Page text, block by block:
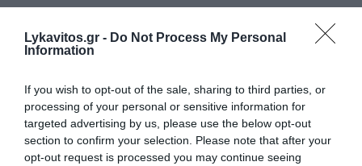
Lykavitos.gr - Do Not Process My Personal
Information
If you wish to opt-out of the sale, sharing to third parties, or
processing of your personal or sensitive information for
targeted advertising by us, please use the below opt-out
section to confirm your selection. Please note that after your
opt-out request is processed you may continue seeing
Μείωση ασφαλιστικών εισφορών ύψους 240 εκατ. ευρώ
ζητούν από την κυβέρνηση οι έμποροι
ΟΛΕΣ ΟΙ ΕΙΔΗΣΕΙΣ →
διαβάστε ακόμη